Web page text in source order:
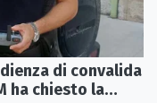
di convalida
ha chiesto la